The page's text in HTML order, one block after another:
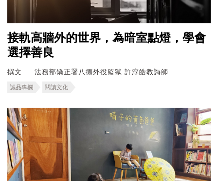
接軌高牆外的世界，為暗室點燈，學會
選擇善良
撰文 法務部矯正署八德外役監獄 許淳皓教誨師
誠品專欄 閱讀文化